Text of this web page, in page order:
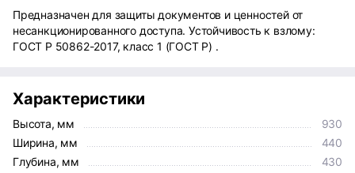
Предназначен для защиты документов и ценностей от
несанкционированного доступа. Устойчивость к взлому:
ГОСТ Р 50862-2017, класс 1 (ГОСТ Р) .
Характеристики
Высота, мм
930
Ширина, мм
440
Глубина, мм
430